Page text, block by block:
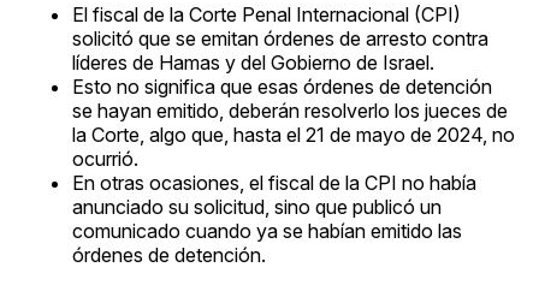
El fiscal de la Corte Penal Internacional (CPI)
solicitó que se emitan órdenes de arresto contra
líderes de Hamas y del Gobierno de Israel.
Esto no significa que esas órdenes de detención
se hayan emitido, deberán resolverlo los jueces de
la Corte, algo que, hasta el 21 de mayo de 2024, no
ocurrió.
En otras ocasiones, el fiscal de la CPI no había
anunciado su solicitud, sino que publicó un
comunicado cuando ya se habían emitido las
órdenes de detención.